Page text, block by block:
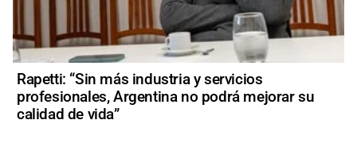
Rapetti: “Sin más industria y servicios
profesionales, Argentina no podrá mejorar su
calidad de vida”